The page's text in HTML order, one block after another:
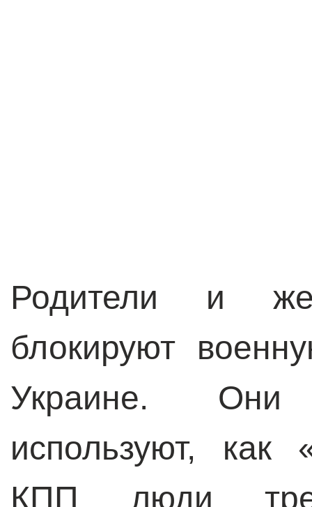
Родители и
блокируют
Украине. Они
используют,
КПП люди